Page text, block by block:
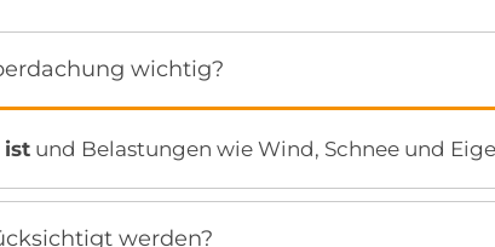
wichtig?
ist und Belastungen wie Wind, Schnee und
werden?